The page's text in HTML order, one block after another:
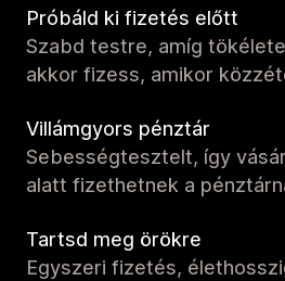
Próbáld ki fizetés előtt
Szabd testre, amíg
akkor fizess, amikor
Villámgyors pénztár
Sebességtesztelt, így
alatt fizethetnek a
Tartsd meg örökre
Egyszeri fizetés,